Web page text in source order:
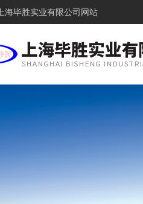
上海毕胜实业有限公司网站